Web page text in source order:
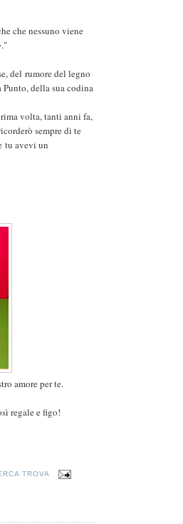
che nessuno viene
."
del rumore del legno
della sua codina
volta, tanti anni fa,
sempre di te
tu avevi un
amore per te.
regale e figo!
TROVA